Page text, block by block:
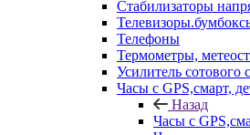
Стабилизаторы
Телефоны
Термометры,
Усилитель сотового
Часы с GPS,смарт,
Назад
Часы с